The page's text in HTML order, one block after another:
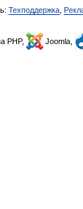
Техподдержка
PHP, Joomla,